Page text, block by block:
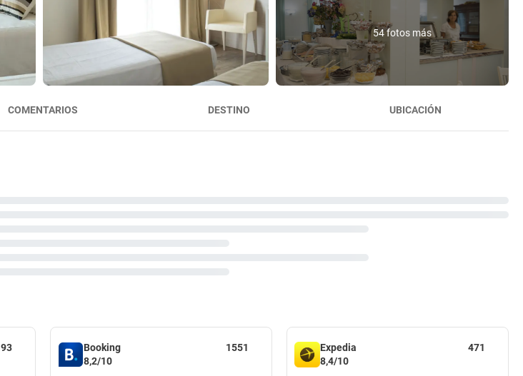
54 fotos más
COMENTARIOS DESTINO UBICACIÓN
93
Booking
8,2/10
1551
Expedia
8,4/10
471